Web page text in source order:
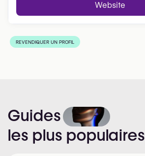
Website
REVENDIQUER UN PROFIL
Guides
les plus populaires